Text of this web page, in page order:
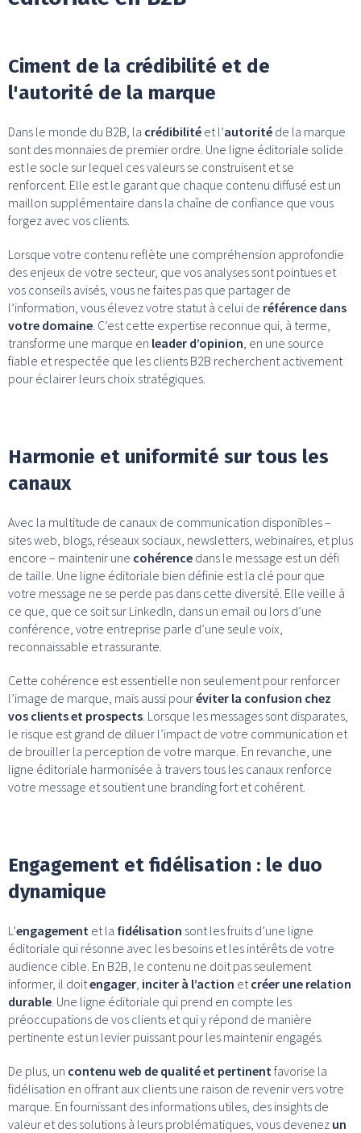
Ciment de la crédibilité et de
l'autorité de la marque
Dans le monde du B2B, la crédibilité et l’autorité de la marque
sont des monnaies de premier ordre. Une ligne éditoriale solide
est le socle sur lequel ces valeurs se construisent et se
renforcent. Elle est le garant que chaque contenu diffusé est un
maillon supplémentaire dans la chaîne de confiance que vous
forgez avec vos clients.
Lorsque votre contenu reflète une compréhension approfondie
des enjeux de votre secteur, que vos analyses sont pointues et
vos conseils avisés, vous ne faites pas que partager de
l’information, vous élevez votre statut à celui de référence dans
votre domaine. C’est cette expertise reconnue qui, à terme,
transforme une marque en leader d’opinion, en une source
fiable et respectée que les clients B2B recherchent activement
pour éclairer leurs choix stratégiques.
Harmonie et uniformité sur tous les
canaux
Avec la multitude de canaux de communication disponibles –
sites web, blogs, réseaux sociaux, newsletters, webinaires, et plus
encore – maintenir une cohérence dans le message est un défi
de taille. Une ligne éditoriale bien définie est la clé pour que
votre message ne se perde pas dans cette diversité. Elle veille à
ce que, que ce soit sur LinkedIn, dans un email ou lors d’une
conférence, votre entreprise parle d’une seule voix,
reconnaissable et rassurante.
Cette cohérence est essentielle non seulement pour renforcer
l’image de marque, mais aussi pouréviter la confusion chez
vos clients et prospects. Lorsque les messages sont disparates,
le risque est grand de diluer l’impact de votre communication et
de brouiller la perception de votre marque. En revanche, une
ligne éditoriale harmonisée à travers tous les canaux renforce
votre message et soutient une branding fort et cohérent.
Engagement et fidélisation : le duo
dynamique
L’engagement et la fidélisation sont les fruits d’une ligne
éditoriale qui résonne avec les besoins et les intérêts de votre
audience cible. En B2B, le contenu ne doit pas seulement
informer, il doitengager, inciter à l’action etcréer une relation
durable. Une ligne éditoriale qui prend en compte les
préoccupations de vos clients et qui y répond de manière
pertinente est un levier puissant pour les maintenir engagés.
De plus, un contenu web de qualité et pertinentfavorise la
fidélisation en offrant aux clients une raison de revenir vers votre
marque. En fournissant des informations utiles, des insights de
valeur et des solutions à leurs problématiques, vous devenez un